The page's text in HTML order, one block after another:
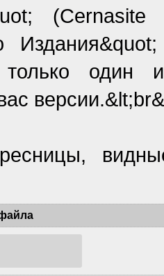
только один